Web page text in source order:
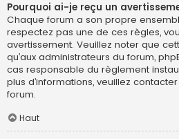
Pourquoi ai-je reçu un
Chaque forum a son propre
respectez pas une de ces règles,
avertissement. Veuillez noter que
qu’aux administrateurs du forum,
cas responsable du règlement
plus d’informations, veuillez
forum.
Haut